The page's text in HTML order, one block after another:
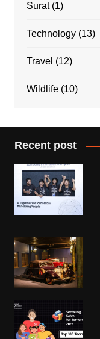
Surat(1)
Technology(13)
Travel (12)
Wildlife(10)
Recent post